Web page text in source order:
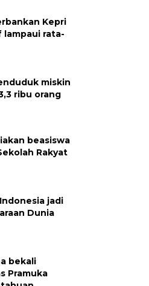
Kepri
rata-
miskin
ribu orang
beasiswa
Rakyat
jadi
Dunia
bekali
Pramuka